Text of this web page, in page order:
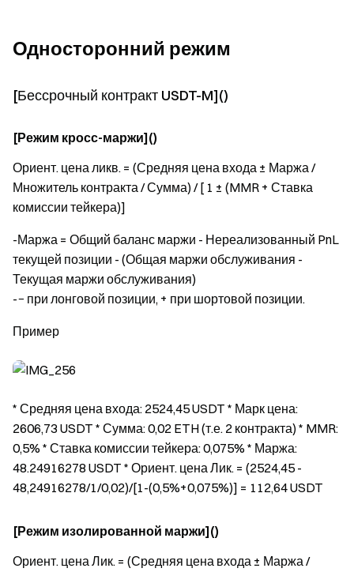
Односторонний режим
[Бессрочный контракт USDT-M]()
[Режим кросс-маржи]()
Ориент. цена ликв. = (Средняя цена входа ± Маржа /
Множитель контракта / Сумма) / [ 1 ± (MMR + Ставка
комиссии тейкера)]
-Маржа = Общий баланс маржи - Нереализованный PnL
текущей позиции - (Общая маржи обслуживания -
Текущая маржи обслуживания)
-− при лонговой позиции, + при шортовой позиции.
Пример
* Средняя цена входа: 2524,45 USDT * Марк цена:
2606,73 USDT * Сумма: 0,02 ETH (т.е. 2 контракта) * MMR:
0,5% * Ставка комиссии тейкера: 0,075% * Маржа:
48.24916278 USDT * Ориент. цена Лик. = (2524,45 -
48,24916278/1/0,02)/[1-(0,5%+0,075%)] = 112,64 USDT
[Режим изолированной маржи]()
Ориент. цена Лик. = (Средняя цена входа ± Маржа /